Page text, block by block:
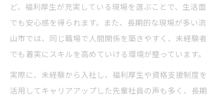
ど、福利厚生が充実している現場を選ぶことで、生活面
でも安心感を得られます。また、長期的な現場が多い流
山市では、同じ職場で人間関係を築きやすく、未経験者
でも着実にスキルを高めていける環境が整っています。
実際に、未経験から入社し、福利厚生や資格支援制度を
活用してキャリアアップした先輩社員の声も多く、長期